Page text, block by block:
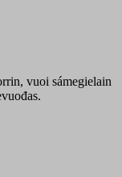
vuoi sámegielain